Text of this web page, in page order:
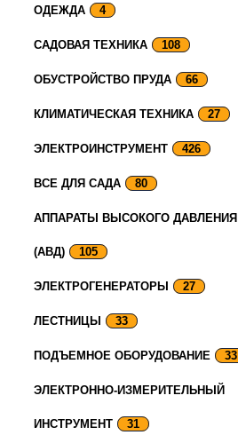
ОДЕЖДА 4
САДОВАЯ ТЕХНИКА 108
ОБУСТРОЙСТВО ПРУДА 66
КЛИМАТИЧЕСКАЯ ТЕХНИКА 27
ЭЛЕКТРОИНСТРУМЕНТ 426
ВСЕ ДЛЯ САДА 80
АППАРАТЫ ВЫСОКОГО ДАВЛЕНИЯ
(АВД) 105
ЭЛЕКТРОГЕНЕРАТОРЫ 27
ЛЕСТНИЦЫ 33
ПОДЪЕМНОЕ ОБОРУДОВАНИЕ 33
ЭЛЕКТРОННО-ИЗМЕРИТЕЛЬНЫЙ
ИНСТРУМЕНТ 31